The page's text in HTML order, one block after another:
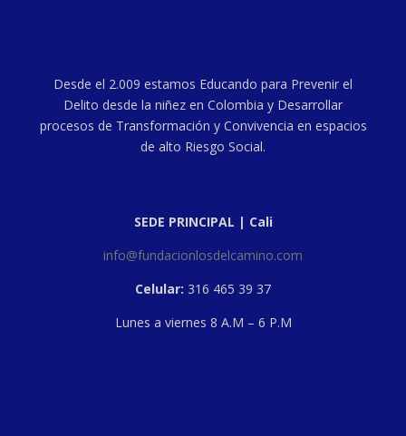
Desde el 2.009 estamos Educando para Prevenir el
Delito desde la niñez en Colombia y Desarrollar
procesos de Transformación y Convivencia en espacios
de alto Riesgo Social.
SEDE PRINCIPAL | Cali
info@fundacionlosdelcamino.com
Celular: 316 465 39 37
Lunes a viernes 8 A.M – 6 P.M